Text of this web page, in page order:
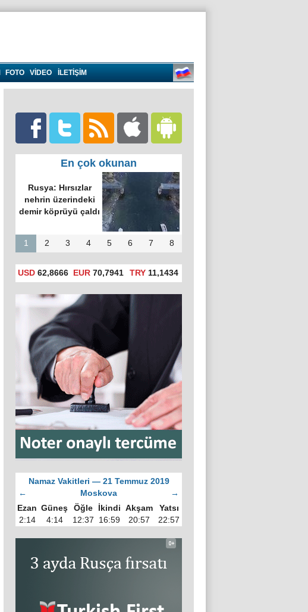
FOTO VIDEO İLETİŞİM
En çok okunan
Rusya: Hırsızlar
nehrin üzerindeki
demir köprüyü çaldı
1 2 3 4 5 6 7 8
USD 62,8666 EUR 70,7941 TRY 11,1434
Namaz Vakitleri — 21 Temmuz 2019
←
Moskova
→
Ezan Güneş Öğle İkindi Akşam
Yatsı
2:14
4:14 12:37 16:59 20:57 22:57